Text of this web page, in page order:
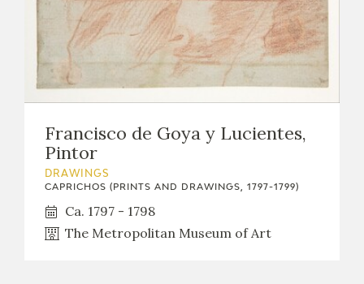
Francisco de Goya y Lucientes,
Pintor
DRAWINGS
CAPRICHOS (PRINTS AND DRAWINGS, 1797-1799)
Ca. 1797 - 1798
The Metropolitan Museum of Art